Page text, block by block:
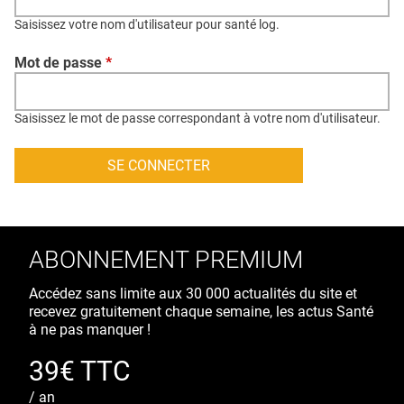
CONTACT
CRÉDITS
Saisissez votre nom d'utilisateur pour santé log.
Mot de passe *
Saisissez le mot de passe correspondant à votre nom d'utilisateur.
ABONNEMENT PREMIUM
Accédez sans limite aux 30 000 actualités du site et
recevez gratuitement chaque semaine, les actus Santé
à ne pas manquer !
39€ TTC
/ an